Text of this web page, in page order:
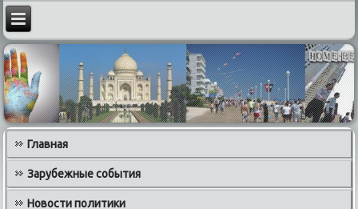
Главная
Зарубежные события
Новости политики